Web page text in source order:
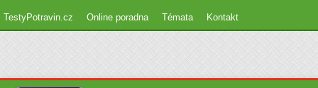
TestyPotravin.cz Online poradna Témata Kontakt